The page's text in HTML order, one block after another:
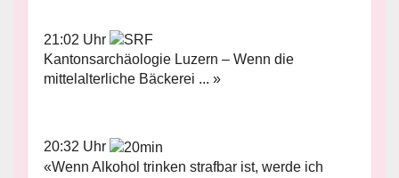
21:02 Uhr
Kantonsarchäologie Luzern – Wenn die
mittelalterliche Bäckerei ... »
20:32 Uhr
«Wenn Alkohol trinken strafbar ist, werde ich